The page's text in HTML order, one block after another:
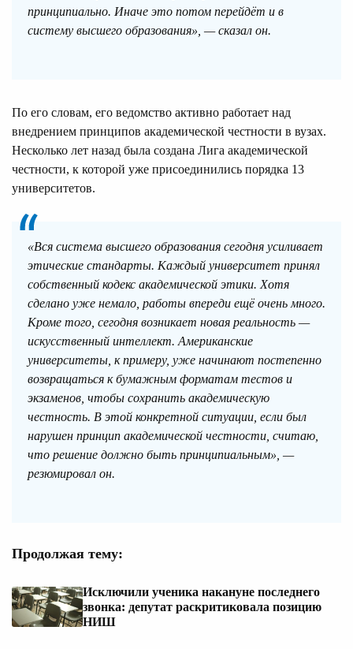
принципиально. Иначе это потом перейдёт и в
систему высшего образования», — сказал он.
По его словам, его ведомство активно работает над
внедрением принципов академической честности в вузах.
Несколько лет назад была создана Лига академической
честности, к которой уже присоединились порядка 13
университетов.
«Вся система высшего образования сегодня усиливает
этические стандарты. Каждый университет принял
собственный кодекс академической этики. Хотя
сделано уже немало, работы впереди ещё очень много.
Кроме того, сегодня возникает новая реальность —
искусственный интеллект. Американские
университеты, к примеру, уже начинают постепенно
возвращаться к бумажным форматам тестов и
экзаменов, чтобы сохранить академическую
честность. В этой конкретной ситуации, если был
нарушен принцип академической честности, считаю,
что решение должно быть принципиальным», —
резюмировал он.
Продолжая тему:
Исключили ученика накануне последнего
звонка: депутат раскритиковала позицию
НИШ